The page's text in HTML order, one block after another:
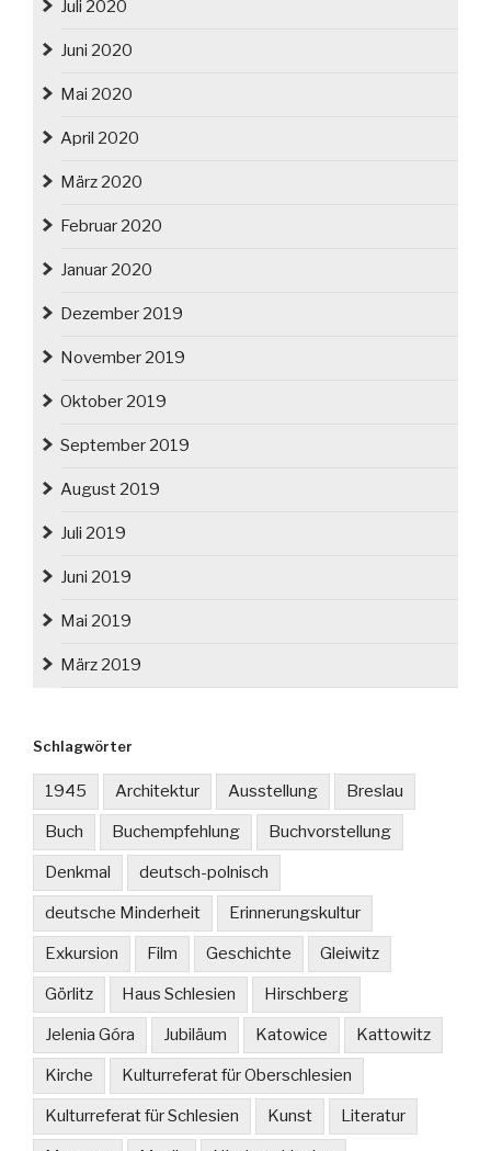
Juli 2020
Juni 2020
Mai 2020
April 2020
März 2020
Februar 2020
Januar 2020
Dezember 2019
November 2019
Oktober 2019
September 2019
August 2019
Juli 2019
Juni 2019
Mai 2019
März 2019
Schlagwörter
1945 Architektur Ausstellung Breslau
Buch Buchempfehlung Buchvorstellung
Denkmal deutsch-polnisch
deutsche Minderheit Erinnerungskultur
Exkursion Film Geschichte Gleiwitz
Görlitz Haus Schlesien Hirschberg
Jelenia Góra Jubiläum Katowice Kattowitz
Kirche Kulturreferat für Oberschlesien
Kulturreferat für Schlesien Kunst Literatur